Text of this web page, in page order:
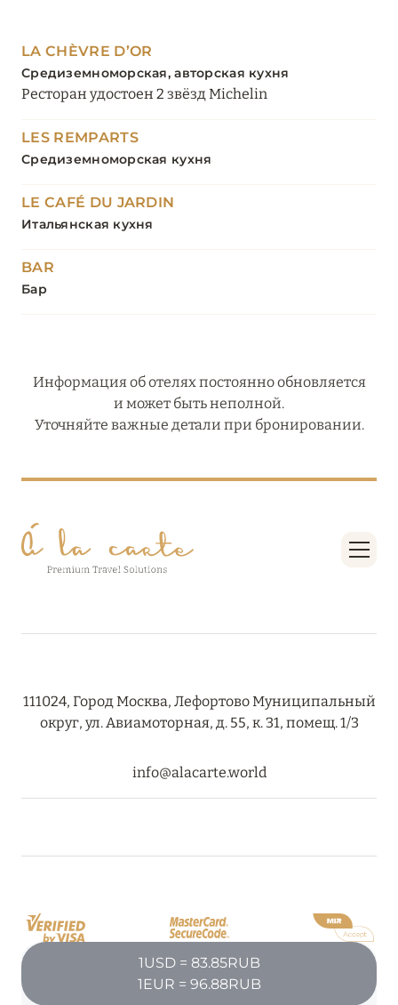
LA CHÈVRE D’OR
Средиземноморская, авторская кухня
Ресторан удостоен 2 звёзд Michelin
LES REMPARTS
Средиземноморская кухня
LE CAFÉ DU JARDIN
Итальянская кухня
BAR
Бар
Информация об отелях постоянно обновляется
и может быть неполной.
Уточняйте важные детали при бронировании.
111024, Город Москва, Лефортово Муниципальный
округ, ул. Авиамоторная, д. 55, к. 31, помещ. 1/3
info@alacarte.world
1USD = 83.85RUB
1EUR = 96.88RUB